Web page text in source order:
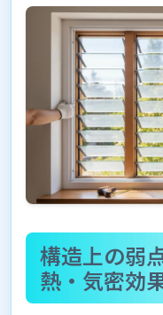
構造上の弱
熱・気密効